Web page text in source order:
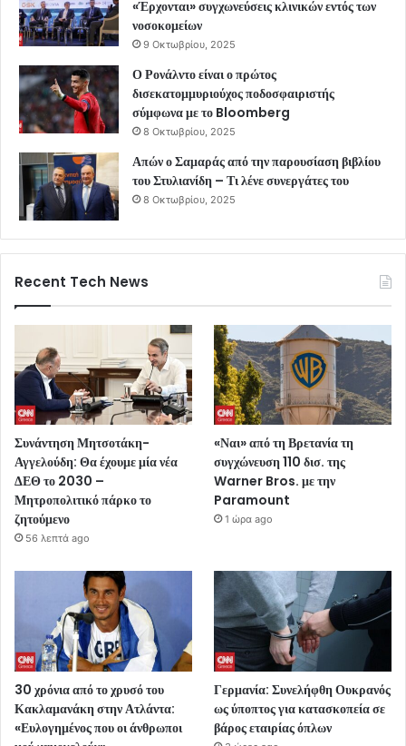
«Έρχονται» συγχωνεύσεις κλινικών εντός των
νοσοκομείων
9 Οκτωβρίου, 2025
Ο Ρονάλντο είναι ο πρώτος
δισεκατομμυριούχος ποδοσφαιριστής
σύμφωνα με το Bloomberg
8 Οκτωβρίου, 2025
Απών ο Σαμαράς από την παρουσίαση βιβλίου
του Στυλιανίδη – Τι λένε συνεργάτες του
8 Οκτωβρίου, 2025
Recent Tech News
Συνάντηση Μητσοτάκη-
Αγγελούδη: Θα έχουμε μία νέα
ΔΕΘ το 2030 –
Μητροπολιτικό πάρκο το
ζητούμενο
56 λεπτά ago
«Ναι» από τη Βρετανία τη
συγχώνευση 110 δισ. της
Warner Bros. με την
Paramount
1 ώρα ago
30 χρόνια από το χρυσό του
Κακλαμανάκη στην Ατλάντα:
«Ευλογημένος που οι άνθρωποι
Γερμανία: Συνελήφθη Ουκρανός
ως ύποπτος για κατασκοπεία σε
βάρος εταιρίας όπλων